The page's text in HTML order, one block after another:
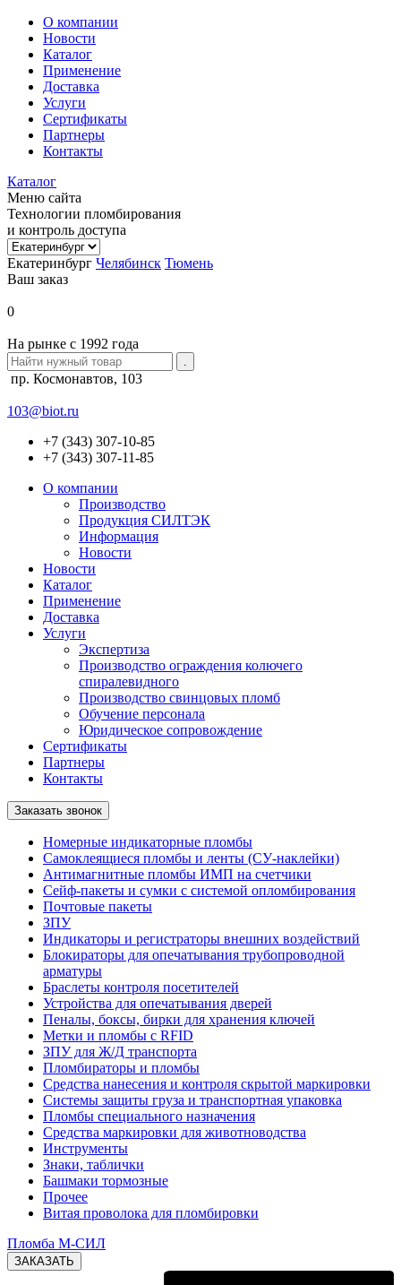
О компании
Новости
Каталог
Применение
Доставка
Услуги
Сертификаты
Партнеры
Контакты
Каталог
Меню сайта
Технологии пломбирования
и контроль доступа
Екатеринбург Челябинск Тюмень
Ваш заказ
0
На рынке с 1992 года
пр. Космонавтов, 103
103@biot.ru
+7 (343) 307-10-85
+7 (343) 307-11-85
О компании
Производство
Продукция СИЛТЭК
Информация
Новости
Новости
Каталог
Применение
Доставка
Услуги
Экспертиза
Производство ограждения колючего
спиралевидного
Производство свинцовых пломб
Обучение персонала
Юридическое сопровождение
Сертификаты
Партнеры
Контакты
Номерные индикаторные пломбы
Самоклеящиеся пломбы и ленты (СУ-наклейки)
Антимагнитные пломбы ИМП на счетчики
Сейф-пакеты и сумки с системой опломбирования
Почтовые пакеты
ЗПУ
Индикаторы и регистраторы внешних воздействий
Блокираторы для опечатывания трубопроводной
арматуры
Браслеты контроля посетителей
Устройства для опечатывания дверей
Пеналы, боксы, бирки для хранения ключей
Метки и пломбы с RFID
ЗПУ для Ж/Д транспорта
Пломбираторы и пломбы
Средства нанесения и контроля скрытой маркировки
Системы защиты груза и транспортная упаковка
Пломбы специального назначения
Средства маркировки для животноводства
Инструменты
Знаки, таблички
Башмаки тормозные
Прочее
Витая проволока для пломбировки
Пломба М-СИЛ